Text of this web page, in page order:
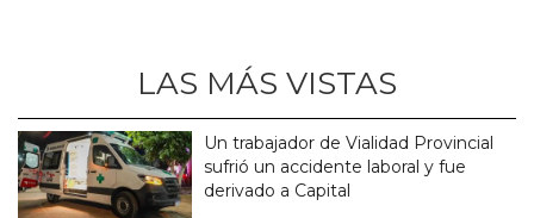
LAS MÁS VISTAS
Un trabajador de Vialidad Provincial
sufrió un accidente laboral y fue
derivado a Capital